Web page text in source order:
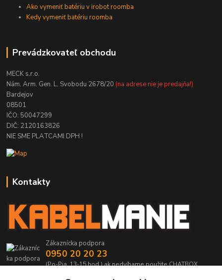
Ako vymeniť batériu v irobot roomba
Kedy vymeniť batériu roomba
Prevádzkovateľ obchodu
MECK s.r.o.
Nám. Arm. Gen. L. Svobodu 2678/20 (na adrese nie je predajňa!)
Bardejov
08501
IČO: 50047299
DIČ: 2120163826
NIE SME PLATCAMI DPH !
Kontakty
Zákaznícka podpora
0950 20 20 23
(Po-Pia, 13-15 hod.) ak nedvíhame použite CHATBOX